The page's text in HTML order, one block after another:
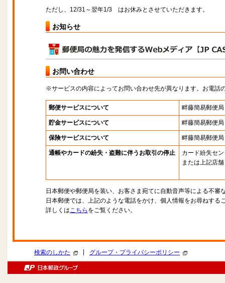
ただし、12/31～翌年1/3 はお休みとさせていただきます。
お知らせ
お問い合わせ
※サービスの内容によってお問い合わせ先が異なります。お電話
郵便サービスについて 畔藤簡易郵便局
貯金サービスについて 畔藤簡易郵便局
保険サービスについて 畔藤簡易郵便局
通帳やカードの紛失・盗難に伴うお取引の停止
カード紛失セ
または上記店舗
日本郵便や郵便局を装い、お客さま宛てに自動音声等による不審
日本郵便では、上記のような電話をかけ、個人情報をお尋ねする
詳しくはこちら をご覧ください。
検索のしかた グループ・プライバシーポリシー